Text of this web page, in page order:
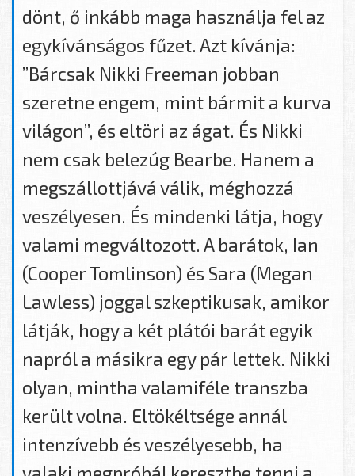
dönt, ő inkább maga használja fel az
egykívánságos fűzet. Azt kívánja:
”Bárcsak Nikki Freeman jobban
szeretne engem, mint bármit a kurva
világon”, és eltöri az ágat. És Nikki
nem csak belezúg Bearbe. Hanem a
megszállottjává válik, méghozzá
veszélyesen. És mindenki látja, hogy
valami megváltozott. A barátok, Ian
(Cooper Tomlinson) és Sara (Megan
Lawless) joggal szkeptikusak, amikor
látják, hogy a két plátói barát egyik
napról a másikra egy pár lettek. Nikki
olyan, mintha valamiféle transzba
került volna. Eltökéltsége annál
intenzívebb és veszélyesebb, ha